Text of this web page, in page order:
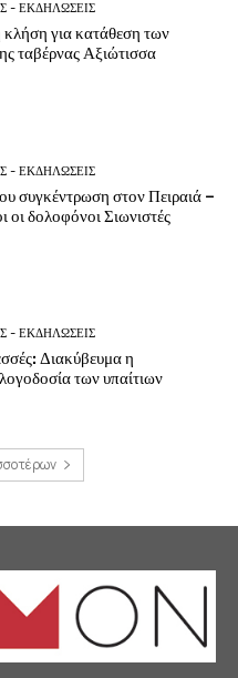
- ΕΚΔΗΛΩΣΕΙΣ
για κατάθεση των
ταβέρνας Αξιώτισσα
- ΕΚΔΗΛΩΣΕΙΣ
συγκέντρωση στον Πειραιά –
οι δολοφόνοι Σιωνιστές
- ΕΚΔΗΛΩΣΕΙΣ
Διακύβευμα η
των υπαίτιων